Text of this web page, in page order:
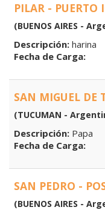
PILAR - PUERTO
(BUENOS AIRES -
Descripción: harina
Fecha de Carga:
SAN MIGUEL DE
(TUCUMAN -
Descripción: Papa
Fecha de Carga:
SAN PEDRO -
(BUENOS AIRES -